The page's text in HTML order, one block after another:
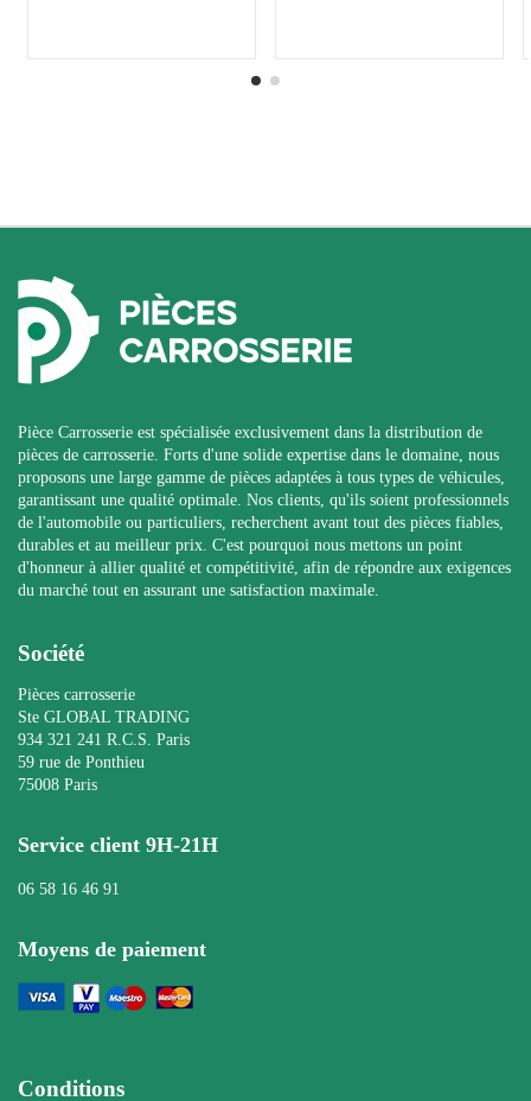
Pièce Carrosserie est spécialisée exclusivement dans la distribution de
pièces de carrosserie. Forts d'une solide expertise dans le domaine, nous
proposons une large gamme de pièces adaptées à tous types de véhicules,
garantissant une qualité optimale. Nos clients, qu'ils soient professionnels
de l'automobile ou particuliers, recherchent avant tout des pièces fiables,
durables et au meilleur prix. C'est pourquoi nous mettons un point
d'honneur à allier qualité et compétitivité, afin de répondre aux exigences
du marché tout en assurant une satisfaction maximale.
Société
Pièces carrosserie
Ste GLOBAL TRADING
934 321 241 R.C.S. Paris
59 rue de Ponthieu
75008 Paris
Service client 9H-21H
06 58 16 46 91
Moyens de paiement
Conditions